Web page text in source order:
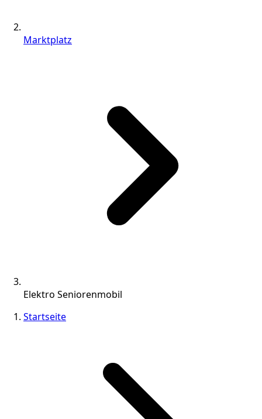
Marktplatz
Elektro Seniorenmobil
Startseite